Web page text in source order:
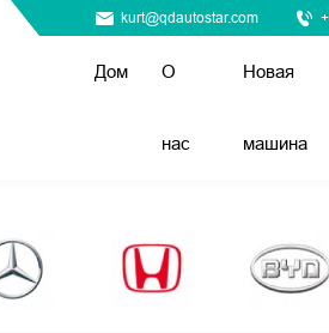
kurt@qdautostar.com
Дом О
нас
Новая
машина